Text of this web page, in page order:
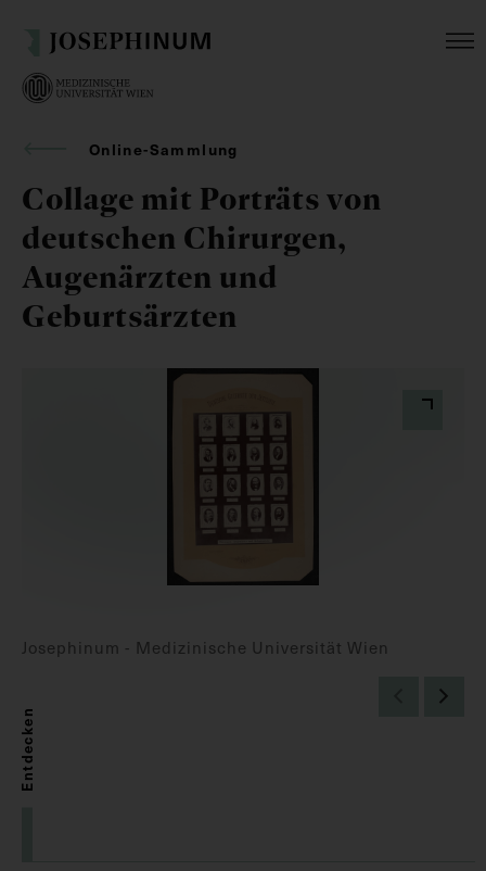
Online-Sammlung
Collage mit Porträts von
deutschen Chirurgen,
Augenärzten und
Geburtsärzten
Josephinum - Medizinische Universität Wien
Entdecken